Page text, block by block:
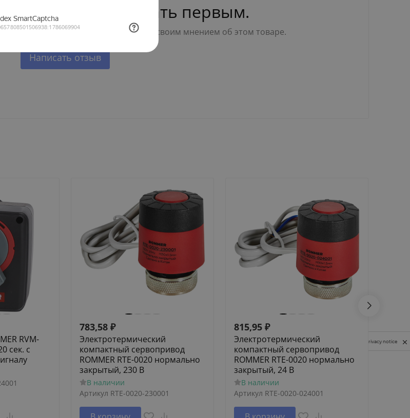
— ваш может стать первым.
- будьте первым, кто поделится своим мнением об этом товаре.
Написать отзыв
RVM-
сек. c
783,58 ₽
Электротермический
компактный сервопривод
ROMMER RTE-0020 нормально
закрытый, 230 В
В наличии
Артикул RTE-0020-230001
815,95 ₽
Электротермический
компактный сервопривод
ROMMER RTE-0020 нормально
закрытый, 24 В
В наличии
Артикул RTE-0020-024001
Privacy notice